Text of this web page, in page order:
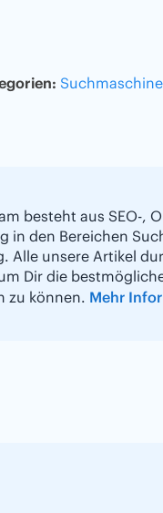
besteht aus SEO-,
in den Bereichen
Alle unsere Artikel
Dir die
zu können. Mehr